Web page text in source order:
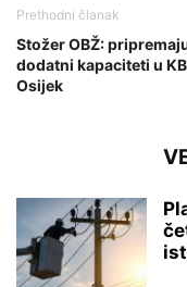
Prethodni članak
Stožer OBŽ:
dodatni kapaciteti u
Osijek